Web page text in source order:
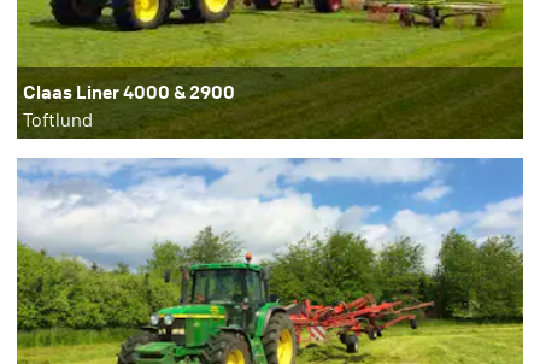
Claas Liner 4000 & 2900
Toftlund